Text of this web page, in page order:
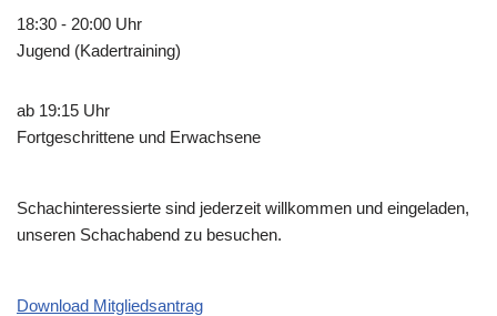
18:30 - 20:00 Uhr
Jugend (Kadertraining)
ab 19:15 Uhr
Fortgeschrittene und Erwachsene
Schachinteressierte sind jederzeit willkommen und eingeladen,
unseren Schachabend zu besuchen.
Download Mitgliedsantrag